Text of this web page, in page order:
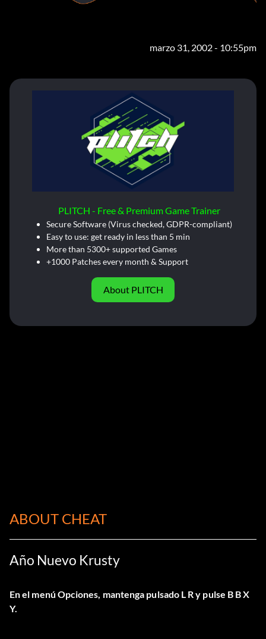
marzo 31, 2002 - 10:55pm
PLITCH - Free & Premium Game Trainer
Secure Software (Virus checked, GDPR-compliant)
Easy to use: get ready in less than 5 min
More than 5300+ supported Games
+1000 Patches every month & Support
About PLITCH
ABOUT CHEAT
Año Nuevo Krusty
En el menú Opciones, mantenga pulsado L R y pulse B B X
Y.